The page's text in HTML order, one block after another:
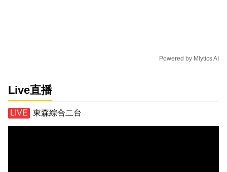
Powered by Mlytics AI
Live直播
東森綜合二台